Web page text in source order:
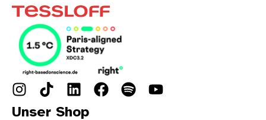
Unser Shop